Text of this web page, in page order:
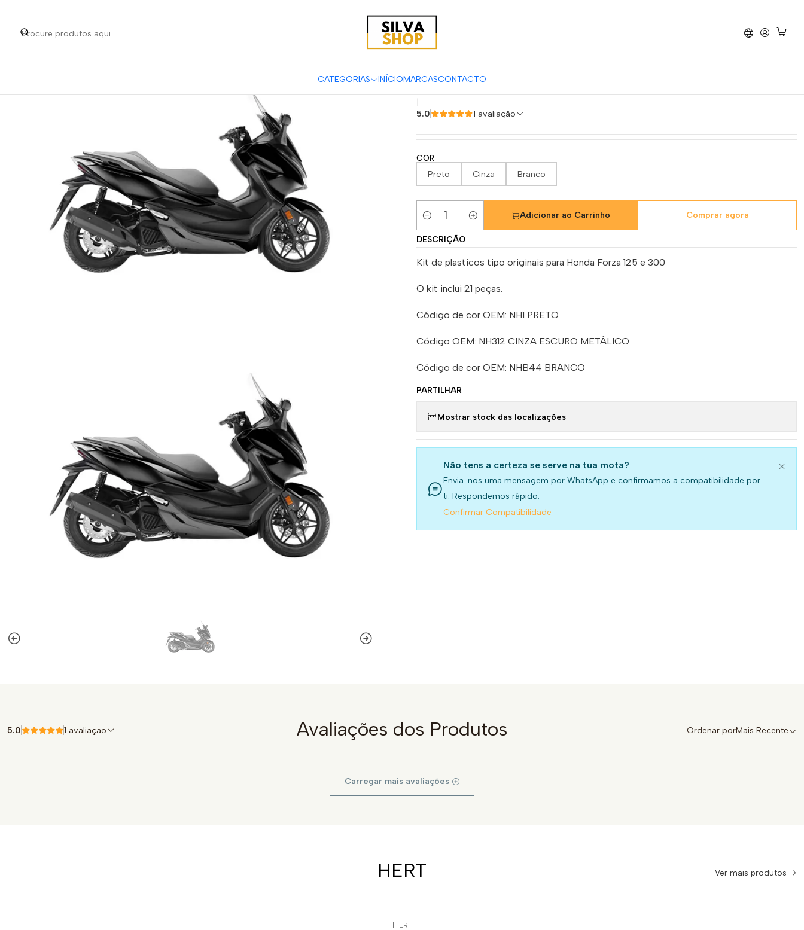
CATEGORIAS INÍCIOMARCASCONTACTO
2018-2020
5.0 1 avaliação
COR
Preto Cinza Branco
Quantidade
Adicionar ao Carrinho Comprar agora
DESCRIÇÃO
Kit de plasticos tipo originais para Honda Forza 125 e 300
O kit inclui 21 peças.
Código de cor OEM: NH1 PRETO
Código OEM: NH312 CINZA ESCURO METÁLICO
Código de cor OEM: NHB44 BRANCO
PARTILHAR
Mostrar stock das localizações
Não tens a certeza se serve na tua mota?
Envia-nos uma mensagem por WhatsApp e confirmamos a compatibilidade por
ti. Respondemos rápido.
Confirmar Compatibilidade
Avaliações dos Produtos
5.0 1 avaliação Ordenar porMais Recente
Carregar mais avaliações
HERT Ver mais produtos
|HERT